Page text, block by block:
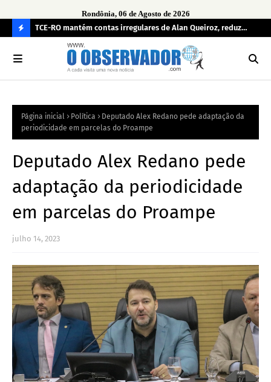
Rondônia, 06 de Agosto de 2026
O
R
TCE-RO mantém contas irregulares de Alan Queiroz, reduz
multa e caso pode gerar Inelegibilidade
Página inicial Política
Deputado Alex Redano pede adaptação da
periodicidade em parcelas do Proampe
Deputado Alex Redano pede
adaptação da periodicidade
em parcelas do Proampe
julho 14, 2023